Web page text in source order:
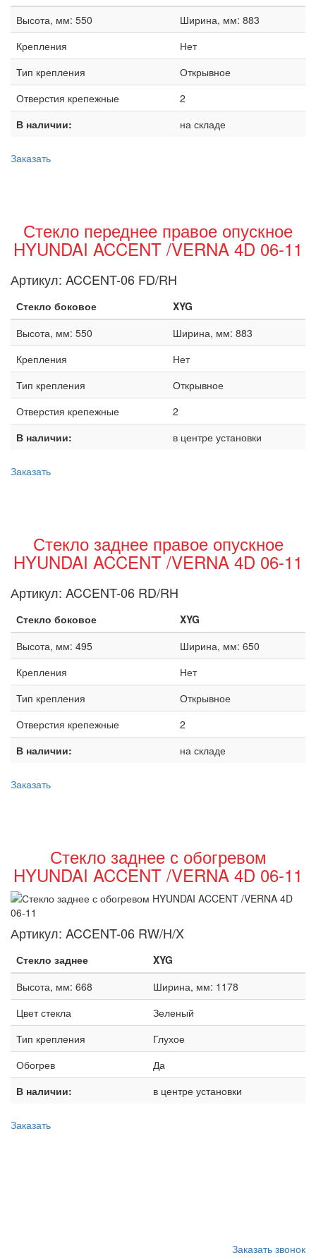
Высота, мм: 550
Ширина, мм: 883
Крепления
Нет
Тип крепления
Открывное
Отверстия крепежные
2
В наличии:
на складе
Заказать
Стекло переднее правое опускное
HYUNDAI ACCENT /VERNA 4D 06-11
Артикул: ACCENT-06 FD/RH
Стекло боковое
XYG
Высота, мм: 550
Ширина, мм: 883
Крепления
Нет
Тип крепления
Открывное
Отверстия крепежные
2
В наличии:
в центре установки
Заказать
Стекло заднее правое опускное
HYUNDAI ACCENT /VERNA 4D 06-11
Артикул: ACCENT-06 RD/RH
Стекло боковое
XYG
Высота, мм: 495
Ширина, мм: 650
Крепления
Нет
Тип крепления
Открывное
Отверстия крепежные
2
В наличии:
на складе
Заказать
Стекло заднее с обогревом
HYUNDAI ACCENT /VERNA 4D 06-11
Артикул: ACCENT-06 RW/H/X
Стекло заднее
XYG
Высота, мм: 668
Ширина, мм: 1178
Цвет стекла
Зеленый
Тип крепления
Глухое
Обогрев
Да
В наличии:
в центре установки
Заказать
Заказать звонок